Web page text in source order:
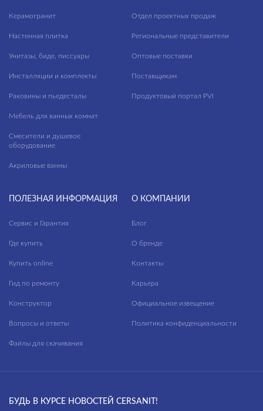
Керамогранит
Настенная плитка
Унитазы, биде, писсуары
Инсталляции и комплекты
Раковины и пьедесталы
Мебель для ванных комнат
Смесители и душевое
оборудование
Акриловые ванны
Отдел проектных продаж
Региональные представители
Оптовые поставки
Поставщикам
Продуктовый портал PVI
ПОЛЕЗНАЯ ИНФОРМАЦИЯ
Сервис и Гарантия
Где купить
Купить online
Гид по ремонту
Конструктор
Вопросы и ответы
Файлы для скачивания
О КОМПАНИИ
Блог
О бренде
Контакты
Карьера
Официальное извещение
Политика конфиденциальности
БУДЬ В КУРСЕ НОВОСТЕЙ CERSANIT!